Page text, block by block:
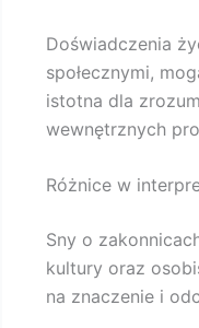
Doświadczenia
społecznymi,
istotna dla
wewnętrznych
Różnice w
Sny o
kultury oraz
na znaczenie i